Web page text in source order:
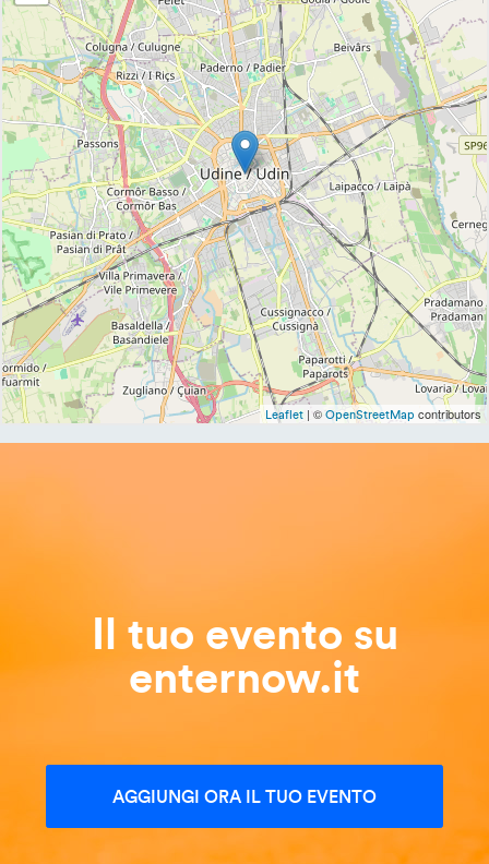
Leaflet | © OpenStreetMap contributors
Il tuo evento su
enternow.it
AGGIUNGI ORA IL TUO EVENTO